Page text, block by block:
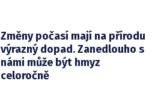
Změny počasí mají na přírodu
výrazný dopad. Zanedlouho s
námi může být hmyz
celoročně